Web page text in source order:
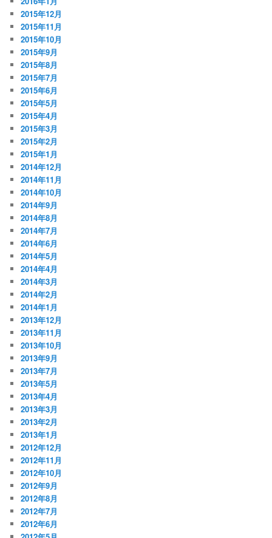
2015年12月
2015年11月
2015年10月
2015年9月
2015年8月
2015年7月
2015年6月
2015年5月
2015年4月
2015年3月
2015年2月
2015年1月
2014年12月
2014年11月
2014年10月
2014年9月
2014年8月
2014年7月
2014年6月
2014年5月
2014年4月
2014年3月
2014年2月
2014年1月
2013年12月
2013年11月
2013年10月
2013年9月
2013年7月
2013年5月
2013年4月
2013年3月
2013年2月
2013年1月
2012年12月
2012年11月
2012年10月
2012年9月
2012年8月
2012年7月
2012年6月